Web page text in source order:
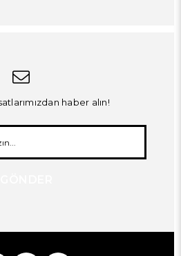
haber alın!